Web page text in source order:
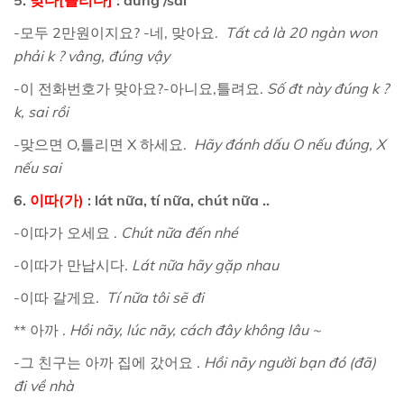
-모두 2만원이지요? -네, 맞아요. Tất cả là 20 ngàn won
phải k ? vâng, đúng vậy
-이 전화번호가 맞아요?-아니요,틀려요. Số đt này đúng k ?
k, sai rồi
-맞으면 O,틀리면 X 하세요. Hãy đánh dấu O nếu đúng, X
nếu sai
6. 이따(가) : lát nữa, tí nữa, chút nữa ..
-이따가 오세요 . Chút nữa đến nhé
-이따가 만납시다. Lát nữa hãy gặp nhau
-이따 갈게요. Tí nữa tôi sẽ đi
** 아까 . Hồi nãy, lúc nãy, cách đây không lâu ~
-그 친구는 아까 집에 갔어요 . Hồi nãy người bạn đó (đã)
đi về nhà